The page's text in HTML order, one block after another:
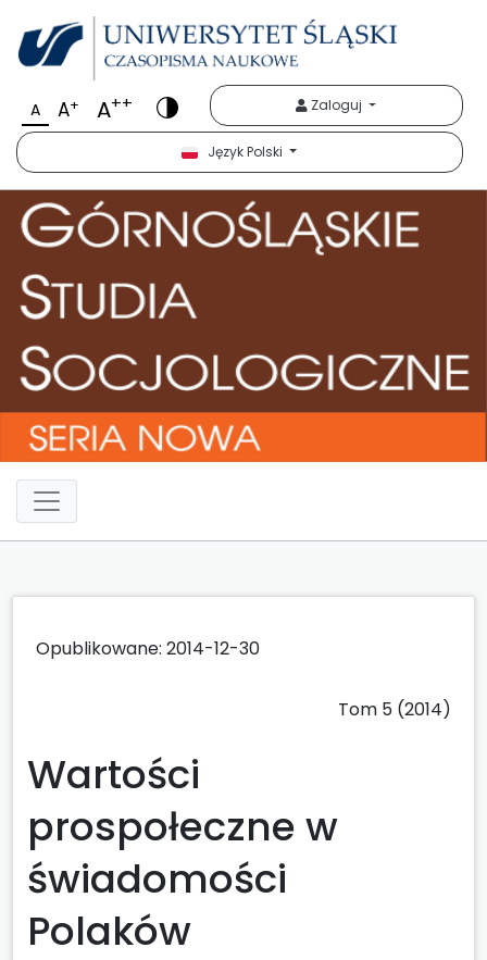
A A+ A++ Zaloguj
Język Polski
Opublikowane: 2014-12-30
Tom 5 (2014)
Wartości
prospołeczne w
świadomości
Polaków